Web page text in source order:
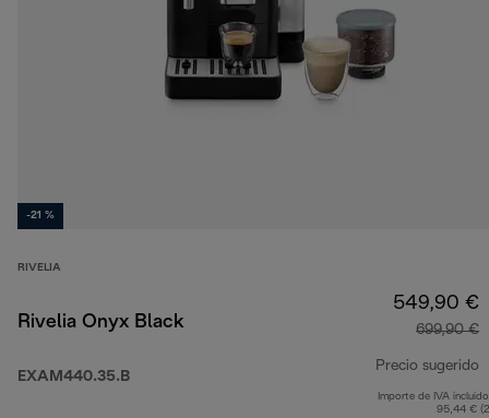
-21 %
RIVELIA
Rivelia Onyx Black
EXAM440.35.B
549,90 €
699,90 €
Precio sugerido
Importe de IVA
95,44 €